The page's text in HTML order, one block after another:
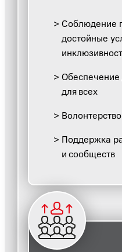
Соблюдение
достойные
Обеспечение
для всех
Волонтерство
Поддержка
и сообществ